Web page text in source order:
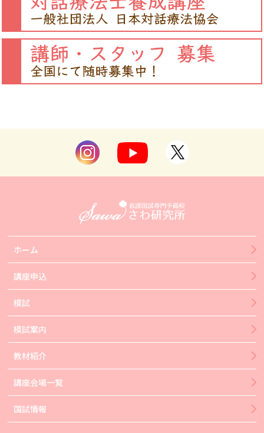
ホーム
講座申込
模試
模試案内
教材紹介
講座会場一覧
国試情報